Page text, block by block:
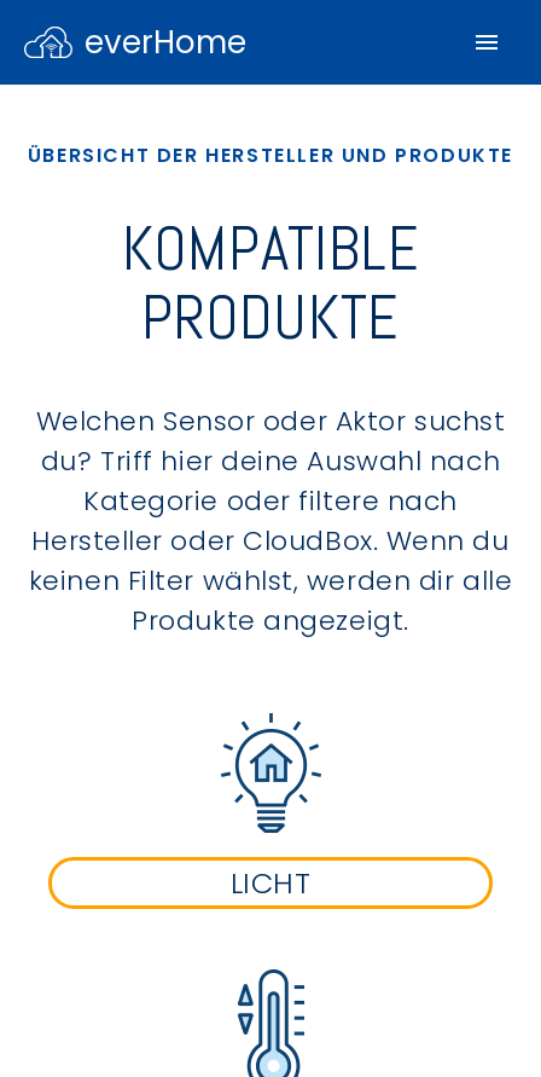
everHome
ÜBERSICHT DER HERSTELLER UND PRODUKTE
KOMPATIBLE
PRODUKTE
Welchen Sensor oder Aktor suchst
du? Triff hier deine Auswahl nach
Kategorie oder filtere nach
Hersteller oder CloudBox. Wenn du
keinen Filter wählst, werden dir alle
Produkte angezeigt.
LICHT